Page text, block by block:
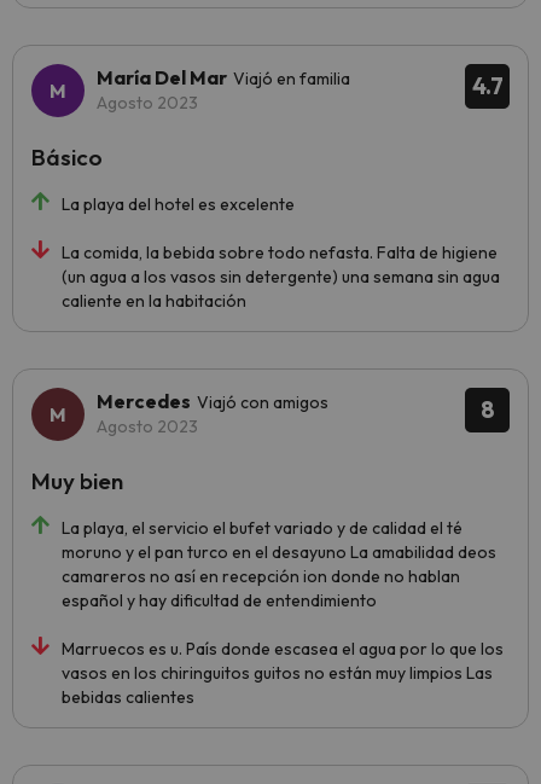
4.7
María Del Mar Viajó en familia
Agosto 2023
La playa del hotel es excelente
La comida, la bebida sobre todo nefasta. Falta de higiene
(un agua a los vasos sin detergente) una semana sin agua
caliente en la habitación
Básico
8
Mercedes Viajó con amigos
Agosto 2023
La playa, el servicio el bufet variado y de calidad el té
moruno y el pan turco en el desayuno La amabilidad deos
camareros no así en recepción ion donde no hablan
español y hay dificultad de entendimiento
Marruecos es u. País donde escasea el agua por lo que los
vasos en los chiringuitos guitos no están muy limpios Las
bebidas calientes
Muy bien